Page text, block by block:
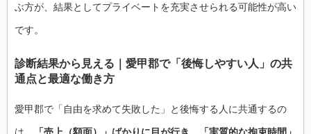
ぶ方が、結果としてプライベートを充実させられる可能性が高い
です。
診断結果から見える｜愛甲郡で「後悔しやすい人」の共
通点と最適な働き方
愛甲郡で「自由を求めて失敗した」と後悔する人に共通するの